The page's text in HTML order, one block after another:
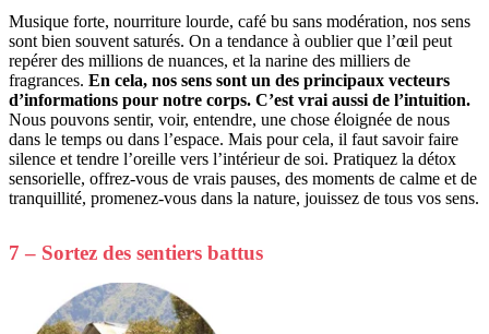
Musique forte, nourriture lourde, café bu sans modération, nos sens
sont bien souvent saturés. On a tendance à oublier que l’œil peut
repérer des millions de nuances, et la narine des milliers de
fragrances. En cela, nos sens sont un des principaux vecteurs
d’informations pour notre corps. C’est vrai aussi de l’intuition.
Nous pouvons sentir, voir, entendre, une chose éloignée de nous
dans le temps ou dans l’espace. Mais pour cela, il faut savoir faire
silence et tendre l’oreille vers l’intérieur de soi. Pratiquez la détox
sensorielle, offrez-vous de vrais pauses, des moments de calme et de
tranquillité, promenez-vous dans la nature, jouissez de tous vos sens.
7 – Sortez des sentiers battus